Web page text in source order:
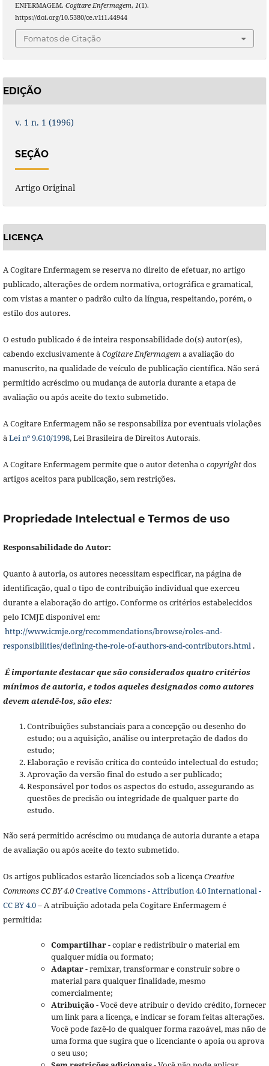
ENFERMAGEM. Cogitare Enfermagem, 1(1).
https://doi.org/10.5380/ce.v1i1.44944
Fomatos de Citação
EDIÇÃO
v. 1 n. 1 (1996)
SEÇÃO
Artigo Original
LICENÇA
A Cogitare Enfermagem se reserva no direito de efetuar, no artigo
publicado, alterações de ordem normativa, ortográfica e gramatical,
com vistas a manter o padrão culto da língua, respeitando, porém, o
estilo dos autores.
O estudo publicado é de inteira responsabilidade do(s) autor(es),
cabendo exclusivamente àCogitare Enfermagema avaliação do
manuscrito, na qualidade de veículo de publicação científica. Não será
permitido acréscimo ou mudança de autoria durante a etapa de
avaliação ou após aceite do texto submetido.
A Cogitare Enfermagem não se responsabiliza por eventuais violações
àLei nº 9.610/1998, Lei Brasileira de Direitos Autorais.
A Cogitare Enfermagem permite que o autor detenha o copyrightdos
artigos aceitos para publicação, sem restrições.
Propriedade Intelectual e Termos de uso
Responsabilidade do Autor:
Quanto à autoria, os autores necessitam especificar, na página de
identificação, qual o tipo de contribuição individual que exerceu
durante a elaboração do artigo. Conforme os critérios estabelecidos
pelo ICMJE disponível em:
http://www.icmje.org/recommendations/browse/roles-and-
responsibilities/defining-the-role-of-authors-and-contributors.html.
É importante destacar que são considerados quatro critérios
mínimos de autoria, e todos aqueles designados como autores
devem atendê-los, são eles:
Contribuições substanciais para a concepção ou desenho do
estudo; ou a aquisição, análise ou interpretação de dados do
estudo;
Elaboração e revisão crítica do conteúdo intelectual do estudo;
Aprovação da versão final do estudo a ser publicado;
Responsável por todos os aspectos do estudo, assegurando as
questões de precisão ou integridade de qualquer parte do
estudo.
Não será permitido acréscimo ou mudança de autoria durante a etapa
de avaliação ou após aceite do texto submetido.
Os artigos publicados estarão licenciados sob a licençaCreative
Commons CC BY 4.0Creative Commons - Attribution 4.0 International -
CC BY 4.0– A atribuição adotada pela Cogitare Enfermagem é
permitida:
Compartilhar- copiar e redistribuir o material em
qualquer mídia ou formato;
Adaptar- remixar, transformar e construir sobre o
material para qualquer finalidade, mesmo
comercialmente;
Atribuição- Você deve atribuir o devido crédito, fornecer
um link para a licença, e indicar se foram feitas alterações.
Você pode fazê-lo de qualquer forma razoável, mas não de
uma forma que sugira que o licenciante o apoia ou aprova
o seu uso;